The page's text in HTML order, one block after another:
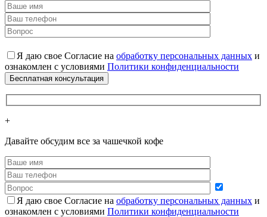
Я даю свое Согласие на обработку персональных данных и
ознакомлен с условиями Политики конфиденциальности
+
Давайте обсудим все за чашечкой кофе
Я даю свое Согласие на обработку персональных данных и
ознакомлен с условиями Политики конфиденциальности